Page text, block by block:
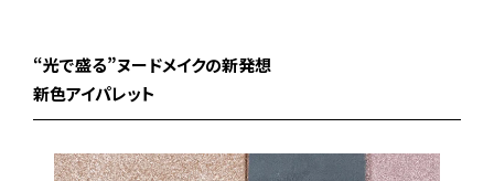
“光で盛る”ヌードメイクの新発想
新色アイパレット